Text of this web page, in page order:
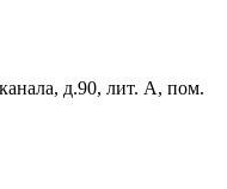
д.90, лит. А, пом.